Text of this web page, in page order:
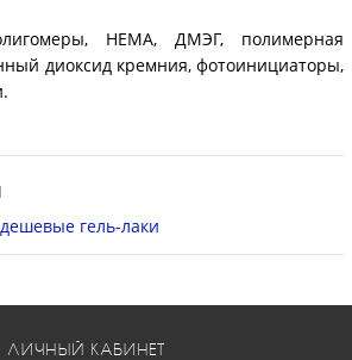
НЕМА, ДМЭГ, полимерная
диоксид кремния, фотоинициаторы,
гель-лаки
ЛИЧНЫЙ КАБИНЕТ